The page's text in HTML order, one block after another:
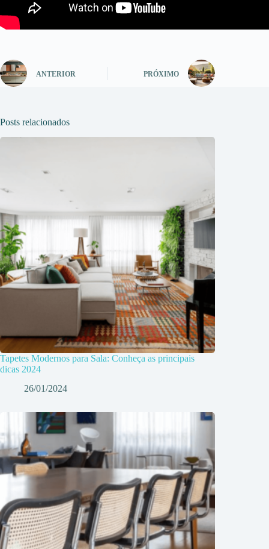
ANTERIOR PRÓXIMO
Posts relacionados
Tapetes Modernos para Sala: Conheça as principais
dicas 2024
26/01/2024